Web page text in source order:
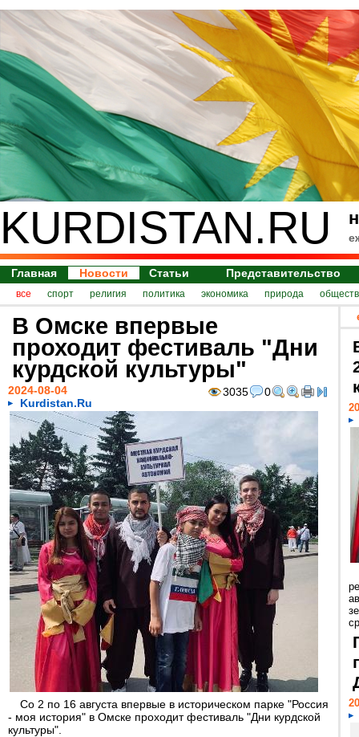
KURDISTAN.RU
Главная Новости Статьи Представительство
все спорт религия политика экономика природа
В Омске впервые
проходит фестиваль "Дни
курдской культуры"
3035 0
2024-08-04
Kurdistan.Ru
Со 2 по 16 августа впервые в историческом парке "Россия
- моя история" в Омске проходит фестиваль "Дни курдской
культуры".